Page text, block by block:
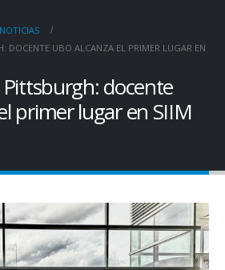
NOTICIAS
DOCENTE UBO ALCANZA EL PRIMER LUGAR EN
Pittsburgh: docente
primer lugar en SIIM